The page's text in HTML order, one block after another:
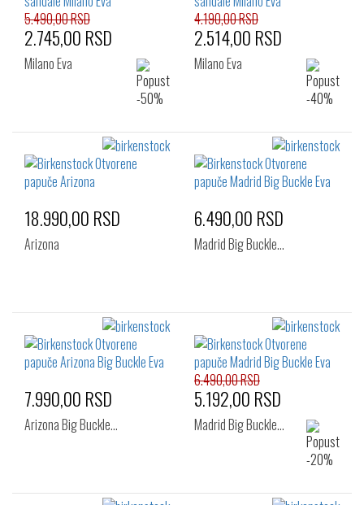
5.490,00 RSD
2.745,00 RSD
Milano Eva
4.190,00 RSD
2.514,00 RSD
Milano Eva
18.990,00 RSD
Arizona
6.490,00 RSD
Madrid Big Buckle…
7.990,00 RSD
Arizona Big Buckle…
6.490,00 RSD
5.192,00 RSD
Madrid Big Buckle…